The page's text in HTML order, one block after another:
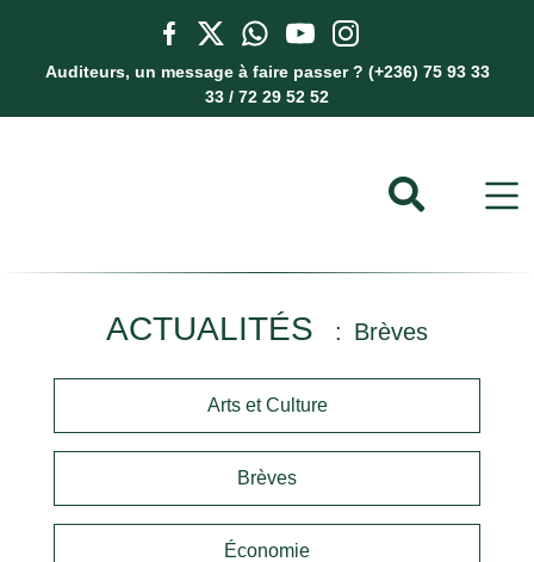
Auditeurs, un message à faire passer ? (+236) 75 93 33
33 / 72 29 52 52
ACTUALITÉS Brèves
Arts et Culture
Brèves
Économie